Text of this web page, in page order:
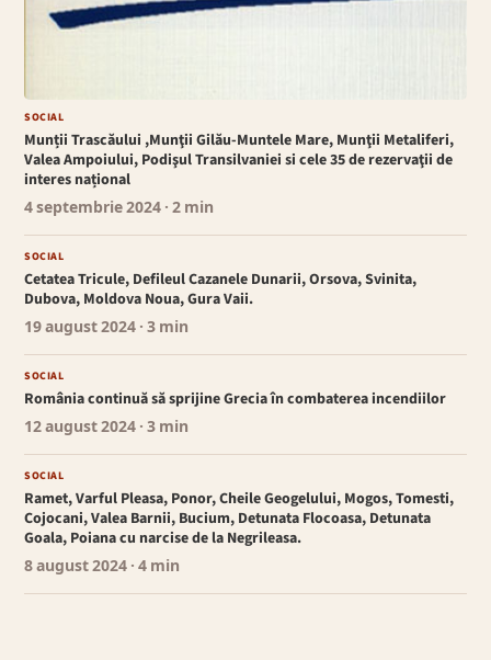
SOCIAL
Munții Trascăului ,Munţii Gilău-Muntele Mare, Munţii Metaliferi,
Valea Ampoiului, Podişul Transilvaniei si cele 35 de rezervaţii de
interes național
4 septembrie 2024 · 2 min
SOCIAL
Cetatea Tricule, Defileul Cazanele Dunarii, Orsova, Svinita,
Dubova, Moldova Noua, Gura Vaii.
19 august 2024 · 3 min
SOCIAL
România continuă să sprijine Grecia în combaterea incendiilor
12 august 2024 · 3 min
SOCIAL
Ramet, Varful Pleasa, Ponor, Cheile Geogelului, Mogos, Tomesti,
Cojocani, Valea Barnii, Bucium, Detunata Flocoasa, Detunata
Goala, Poiana cu narcise de la Negrileasa.
8 august 2024 · 4 min